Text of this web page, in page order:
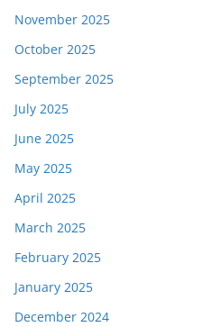
November 2025
October 2025
September 2025
July 2025
June 2025
May 2025
April 2025
March 2025
February 2025
January 2025
December 2024